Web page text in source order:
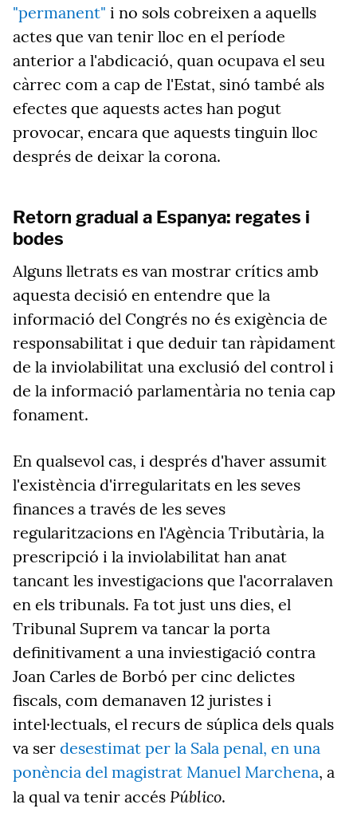
"permanent" i no sols cobreixen a aquells
actes que van tenir lloc en el període
anterior a l'abdicació, quan ocupava el seu
càrrec com a cap de l'Estat, sinó també als
efectes que aquests actes han pogut
provocar, encara que aquests tinguin lloc
després de deixar la corona.
Retorn gradual a Espanya: regates i
bodes
Alguns lletrats es van mostrar crítics amb
aquesta decisió en entendre que la
informació del Congrés no és exigència de
responsabilitat i que deduir tan ràpidament
de la inviolabilitat una exclusió del control i
de la informació parlamentària no tenia cap
fonament.
En qualsevol cas, i després d'haver assumit
l'existència d'irregularitats en les seves
finances a través de les seves
regularitzacions en l'Agència Tributària, la
prescripció i la inviolabilitat han anat
tancant les investigacions que l'acorralaven
en els tribunals. Fa tot just uns dies, el
Tribunal Suprem va tancar la porta
definitivament a una inviestigació contra
Joan Carles de Borbó per cinc delictes
fiscals, com demanaven 12 juristes i
intel·lectuals, el recurs de súplica dels quals
va ser desestimat per la Sala penal, en una
ponència del magistrat Manuel Marchena, a
la qual va tenir accés Público.